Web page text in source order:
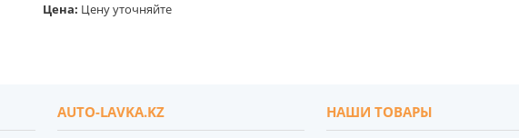
Цена: Цену уточняйте
AUTO-LAVKA.KZ НАШИ ТОВАРЫ